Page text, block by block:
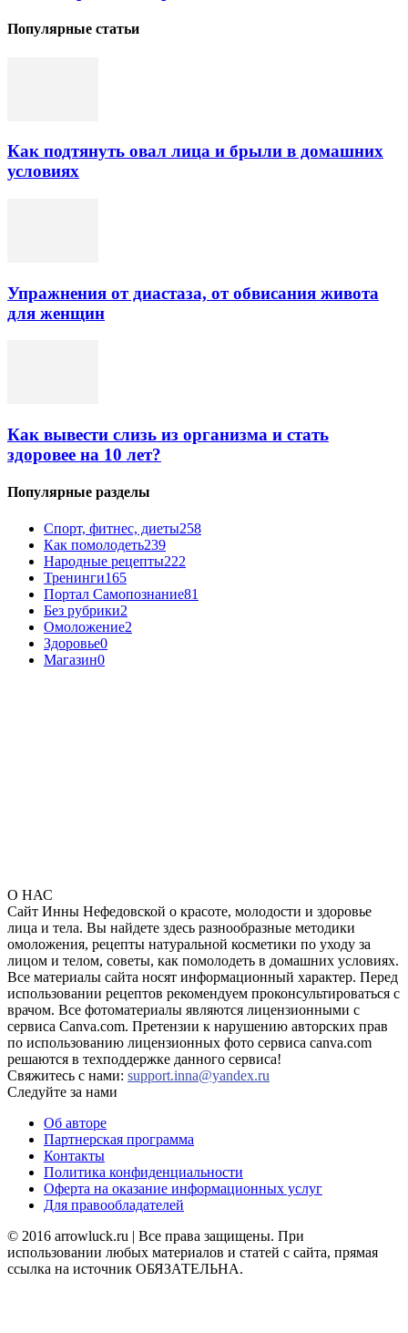
Популярные статьи
Как подтянуть овал лица и брыли в домашних
условиях
Упражнения от диастаза, от обвисания живота
для женщин
Как вывести слизь из организма и стать
здоровее на 10 лет?
Популярные разделы
Спорт, фитнес, диеты258
Как помолодеть239
Народные рецепты222
Тренинги165
Портал Самопознание81
Без рубрики2
Омоложение2
Здоровье0
Магазин0
О НАС
Сайт Инны Нефедовской о красоте, молодости и здоровье
лица и тела. Вы найдете здесь разнообразные методики
омоложения, рецепты натуральной косметики по уходу за
лицом и телом, советы, как помолодеть в домашних условиях.
Все материалы сайта носят информационный характер. Перед
использовании рецептов рекомендуем проконсультироваться с
врачом. Все фотоматериалы являются лицензионными с
сервиса Canva.com. Претензии к нарушению авторских прав
по использованию лицензионных фото сервиса canva.com
решаются в техподдержке данного сервиса!
Свяжитесь с нами: support.inna@yandex.ru
Следуйте за нами
Об авторе
Партнерская программа
Контакты
Политика конфиденциальности
Оферта на оказание информационных услуг
Для правообладателей
© 2016 arrowluck.ru | Все права защищены. При
использовании любых материалов и статей с сайта, прямая
ссылка на источник ОБЯЗАТЕЛЬНА.